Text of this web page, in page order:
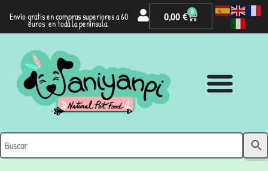
Envío gratis en compras superiores a 60
euros en toda la península.
0,00€ 0